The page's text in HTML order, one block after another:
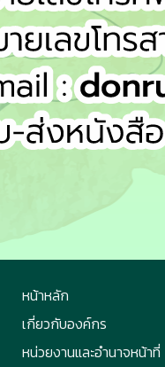
หน้าหลัก
เกี่ยวกับองค์กร
หน่วยงานและอำนาจหน้าที่